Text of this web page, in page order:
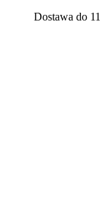
Dostawa do